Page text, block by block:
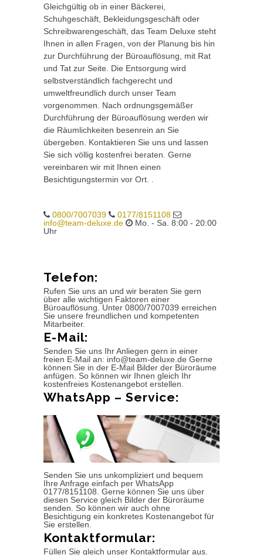
Gleichgültig ob in einer Bäckerei,
Schuhgeschäft, Bekleidungsgeschäft oder
Schreibwarengeschäft, das Team Deluxe steht
Ihnen in allen Fragen, von der Planung bis hin
zur Durchführung der Büroauflösung, mit Rat
und Tat zur Seite. Die Entsorgung wird
selbstverständlich fachgerecht und
umweltfreundlich durch unser Team
vorgenommen. Nach ordnungsgemäßer
Durchführung der Büroauflösung werden wir
die Räumlichkeiten besenrein an Sie
übergeben. Kontaktieren Sie uns und lassen
Sie sich völlig kostenfrei beraten. Gerne
vereinbaren wir mit Ihnen einen
Besichtigungstermin vor Ort. .
0800/7007039
0177/8151108
info@team-deluxe.de
Mo. - Sa. 8:00 - 20:00
Uhr
Telefon:
Rufen Sie uns an und wir beraten Sie gern
über alle wichtigen Faktoren einer
Büroauflösung. Unter 0800/7007039 erreichen
Sie unsere freundlichen und kompetenten
Mitarbeiter.
E-Mail:
Senden Sie uns Ihr Anliegen gern in einer
freien E-Mail an: info@team-deluxe.de Gerne
können Sie in der E-Mail Bilder der Büroräume
anfügen. So können wir Ihnen gleich Ihr
kostenfreies Kostenangebot erstellen.
WhatsApp – Service:
Senden Sie uns unkompliziert und bequem
Ihre Anfrage einfach per WhatsApp
0177/8151108. Gerne können Sie uns über
diesen Service gleich Bilder der Büroräume
senden. So können wir auch ohne
Besichtigung ein konkretes Kostenangebot für
Sie erstellen.
Kontaktformular:
Füllen Sie gleich unser Kontaktformular aus.